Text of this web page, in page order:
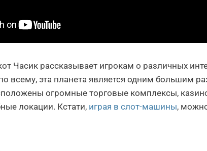
Часик рассказывает игрокам о различных
всему, эта планета является одним большим
огромные торговые комплексы,
локации. Кстати, играя в слот-машины,